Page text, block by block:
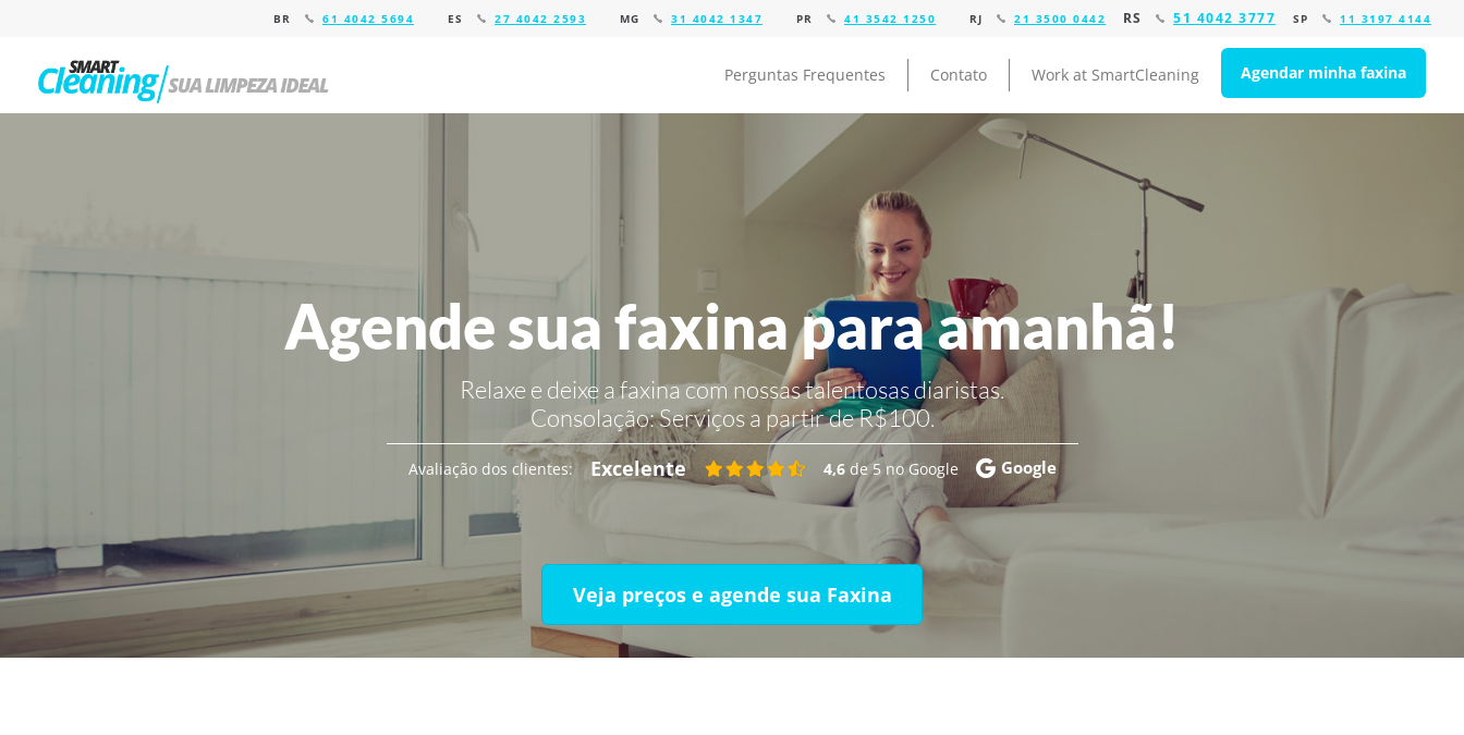
BR 61 4042 5694 ES 27 4042 2593 MG 31 4042 1347 PR 41 3542 1250 RJ 21 3500 0442 RS 51 4042 3777 SP 11 3197 4144
Perguntas Frequentes Contato Work at SmartCleaning Agendar minha faxina
Agende sua faxina para amanhã!
Relaxe e deixe a faxina com nossas talentosas diaristas.
Consolação:Serviços a partir de R$100.
Avaliação dos clientes: Excelente 4,6de 5 no Google Google
Veja preços e agende sua Faxina